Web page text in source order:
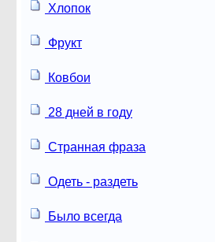
Хлопок
Фрукт
Ковбои
28 дней в году
Странная фраза
Одеть - раздеть
Было всегда